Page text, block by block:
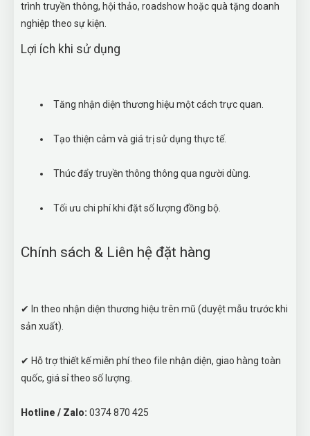
trình truyền thông, hội thảo, roadshow hoặc quà tặng doanh
nghiệp theo sự kiện.
Lợi ích khi sử dụng
Tăng nhận diện thương hiệu một cách trực quan.
Tạo thiện cảm và giá trị sử dụng thực tế.
Thúc đẩy truyền thông thông qua người dùng.
Tối ưu chi phí khi đặt số lượng đồng bộ.
Chính sách & Liên hệ đặt hàng
✔ In theo nhận diện thương hiệu trên mũ (duyệt mẫu trước khi
sản xuất).
✔ Hỗ trợ thiết kế miễn phí theo file nhận diện, giao hàng toàn
quốc, giá sỉ theo số lượng.
Hotline / Zalo: 0374 870 425